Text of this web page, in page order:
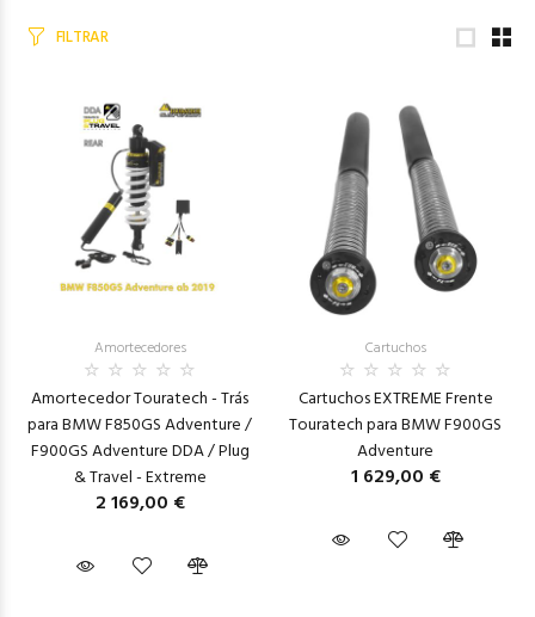
FILTRAR
Amortecedores
Amortecedor Touratech - Trás
para BMW F850GS Adventure /
F900GS Adventure DDA / Plug
& Travel - Extreme
2 169,00 €
Cartuchos
Cartuchos EXTREME Frente
Touratech para BMW F900GS
Adventure
1 629,00 €